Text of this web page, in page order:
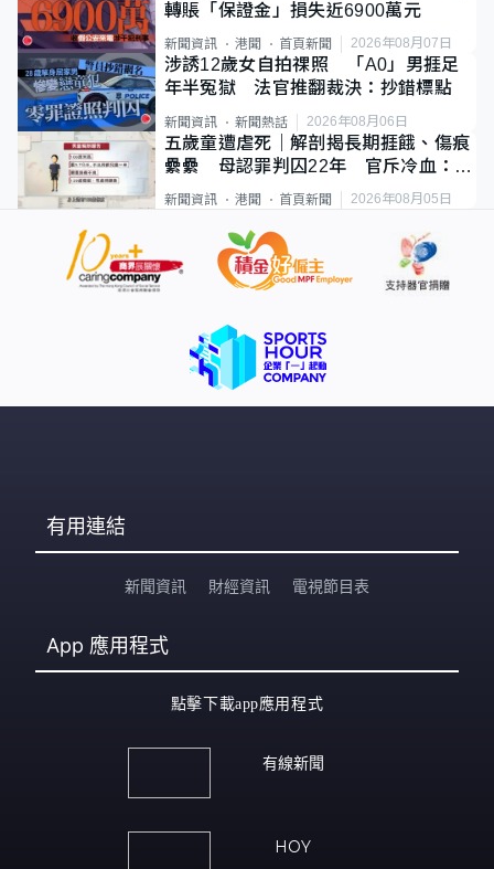
轉賬「保證金」損失近6900萬元
新聞資訊 港聞 首頁新聞 2026年08月07日
涉誘12歲女自拍祼照 「A0」男捱足
年半冤獄 法官推翻裁決：抄錯標點
新聞資訊 新聞熱話 2026年08月06日
五歲童遭虐死｜解剖揭長期捱餓、傷痕
纍纍 母認罪判囚22年 官斥冷血：同
類案最惡劣
新聞資訊 港聞 首頁新聞 2026年08月05日
有用連結
新聞資訊 財經資訊 電視節目表
App 應用程式
點擊下載app應用程式
有線新聞
HOY